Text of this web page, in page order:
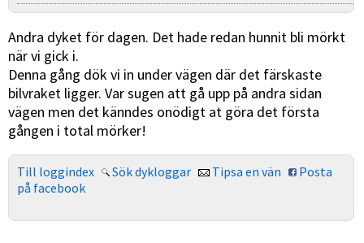
Andra dyket för dagen. Det hade redan hunnit bli mörkt
när vi gick i.
Denna gång dök vi in under vägen där det färskaste
bilvraket ligger. Var sugen att gå upp på andra sidan
vägen men det känndes onödigt at göra det första
gången i total mörker!
Till loggindex Sök dykloggar Tipsa en vän
Posta
på facebook